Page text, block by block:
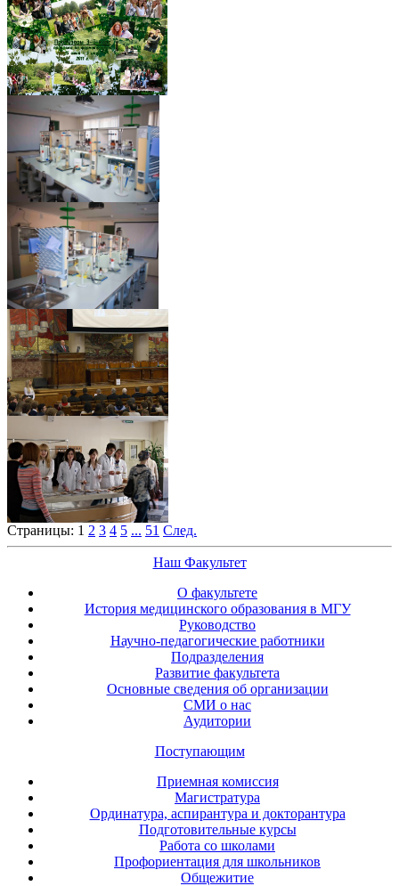
Страницы: 1 2 3 4 5 ... 51 След.
Наш Факультет
О факультете
История медицинского образования в МГУ
Руководство
Научно-педагогические работники
Подразделения
Развитие факультета
Основные сведения об организации
СМИ о нас
Аудитории
Поступающим
Приемная комиссия
Магистратура
Ординатура, аспирантура и докторантура
Подготовительные курсы
Работа со школами
Профориентация для школьников
Общежитие